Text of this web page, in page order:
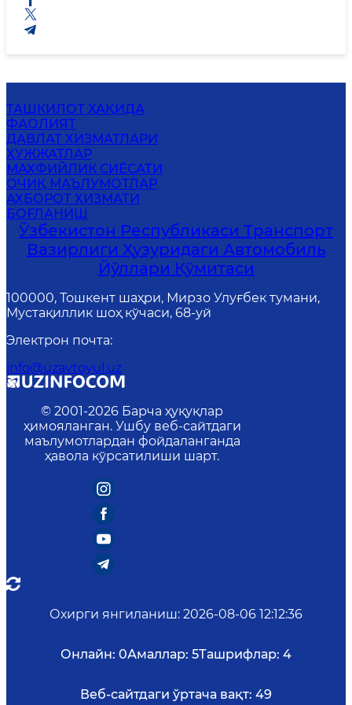
ТАШКИЛОТ ҲАҚИДА
ФАОЛИЯТ
ДАВЛАТ ХИЗМАТЛАРИ
ҲУЖЖАТЛАР
МАХФИЙЛИК СИЁСАТИ
ОЧИҚ МАЪЛУМОТЛАР
АХБОРОТ ХИЗМАТИ
БОҒЛАНИШ
Ўзбекистон Республикаси Транспорт
Вазирлиги Ҳузуридаги Автомобиль
Йўллари Қўмитаси
100000, Тошкент шаҳри, Мирзо Улуғбек тумани,
Мустақиллик шоҳ кўчаси, 68-уй
Электрон почта:
info@uzavtoyul.uz
© 2001-2026 Барча ҳуқуқлар
ҳимояланган. Ушбу веб-сайтдаги
маълумотлардан фойдаланганда
ҳавола кўрсатилиши шарт.
Охирги янгиланиш: 2026-08-06 12:12:36
Онлайн: 0Амаллар: 5Ташрифлар: 4
Веб-сайтдаги ўртача вақт: 49